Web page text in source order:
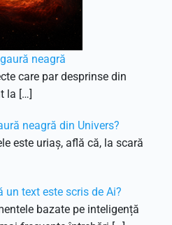
neagră
care par desprinse din
la […]
neagră din Univers?
este uriaș, află că, la scară
un text este scris de Ai?
bazate pe inteligență